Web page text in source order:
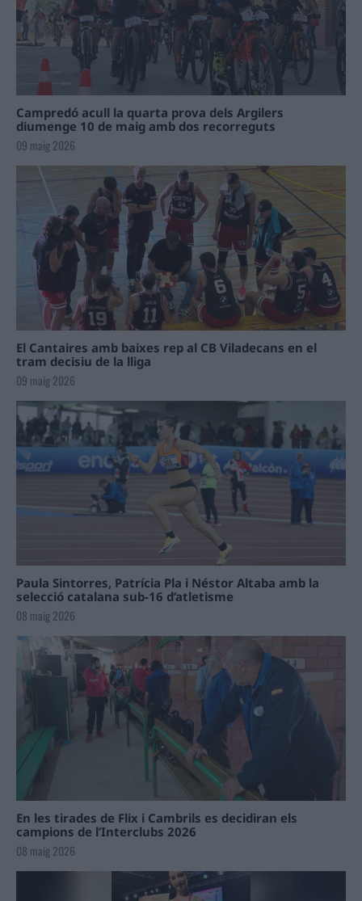
Campredó acull la quarta prova dels Argilers
diumenge 10 de maig amb dos recorreguts
09 maig 2026
El Cantaires amb baixes rep al CB Viladecans en el
tram decisiu de la lliga
09 maig 2026
Paula Sintorres, Patrícia Pla i Néstor Altaba amb la
selecció catalana sub-16 d’atletisme
08 maig 2026
En les tirades de Flix i Cambrils es decidiran els
campions de l’Interclubs 2026
08 maig 2026